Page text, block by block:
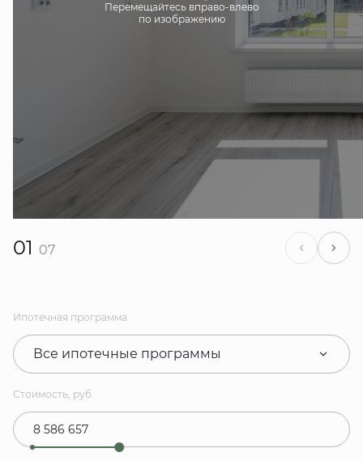
Перемещайтесь вправо-влево
по изображению
01 07
Ипотечная программа
Все ипотечные программы
Стоимость, руб.